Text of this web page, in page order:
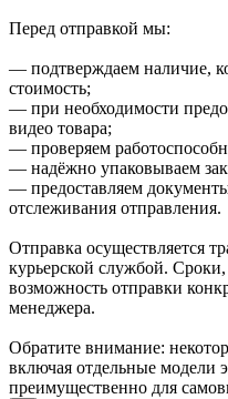
Перед отправкой мы:
— подтверждаем наличие,
стоимость;
— при необходимости
видео товара;
— проверяем
— надёжно упаковываем
— предоставляем
отслеживания отправления.
Отправка осуществляется
курьерской службой.
возможность отправки
менеджера.
Обратите внимание:
включая отдельные модели
преимущественно для